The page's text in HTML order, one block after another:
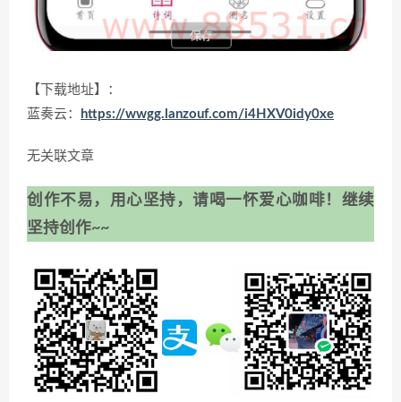
【下载地址】：
蓝奏云：
https://wwgg.lanzouf.com/i4HXV0idy0xe
无关联文章
创作不易，用心坚持，请喝一怀爱心咖啡！继续
坚持创作~~